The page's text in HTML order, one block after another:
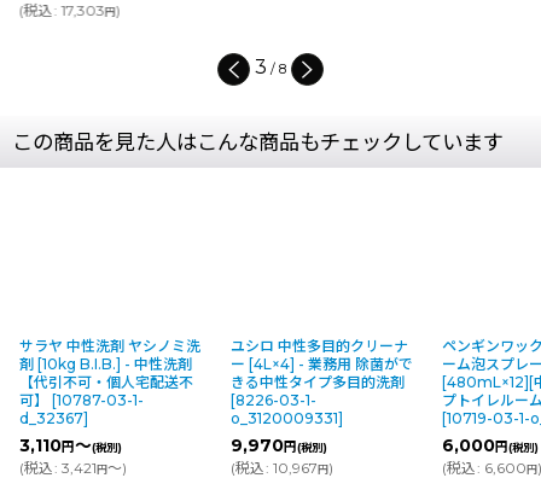
(税込: 17,303円)
3 / 8
この商品を見た人はこんな商品もチェックしています
サラヤ 中性洗剤 ヤシノミ洗
剤 [10kg B.I.B.] - 中性洗剤
【代引不可・個人宅配送不
可】
[10787-03-1-
d_32367]
3,110円～(税別)
(税込: 3,421円～)
ユシロ 中性多目的クリーナ
ー [4L×4] - 業務用 除菌がで
きる中性タイプ多目的洗剤
[8226-03-1-
o_3120009331]
9,970円(税別)
(税込: 10,967円)
ペンギンワッ
ーム泡スプレ
[480mL×12][
プトイレルー
[10719-03-1-
6,000円(税別)
(税込: 6,600円